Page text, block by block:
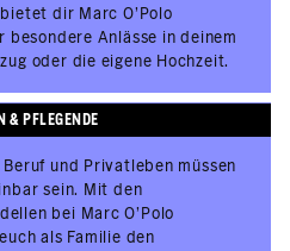
dir Marc O’Polo
Anlässe in deinem
oder die eigene Hochzeit.
& PFLEGENDE
und Privatleben müssen
sein. Mit den
bei Marc O’Polo
als Familie den